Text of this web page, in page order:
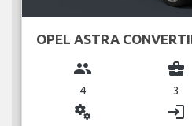
OPEL ASTRA
group
4
business_center
3
miscellaneous_services login